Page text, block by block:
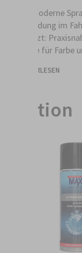
Wie moderne
Ausbildung im
ergänzt:
Schule für
WEITERLESEN
Aktion